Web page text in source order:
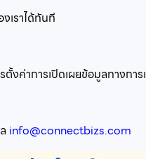
เราได้ทันที
าการเปิดเผยข้อมูลทางการ
info@connectbizs.com